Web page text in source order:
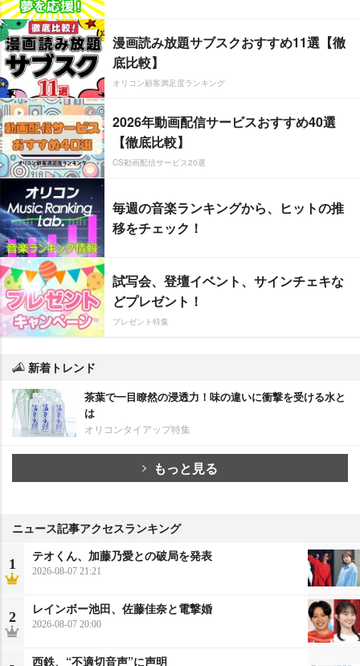
漫画読み放題サブスクおすすめ11選【徹
底比較】
オリコン顧客満足度ランキング
2026年動画配信サービスおすすめ40選
【徹底比較】
CS動画配信サービス20選
毎週の音楽ランキングから、ヒットの推
移をチェック！
試写会、登壇イベント、サインチェキな
どプレゼント！
プレゼント特集
新着トレンド
茶葉で一目瞭然の浸透力！味の違いに衝撃を受ける水と
は
オリコンタイアップ特集
もっと見る
ニュース記事アクセスランキング
1
テオくん、加藤乃愛との破局を発表
2026-08-07 21:21
2
レインボー池田、佐藤佳奈と電撃婚
2026-08-07 20:00
西鉄、“不適切音声”に声明